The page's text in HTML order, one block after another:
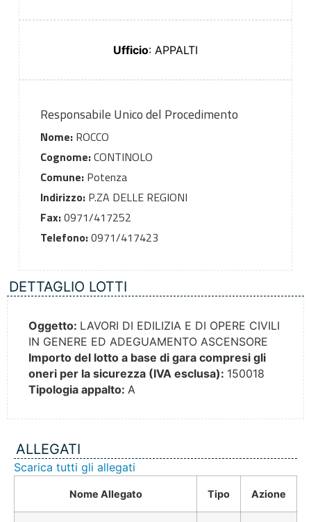
Ufficio: APPALTI
Responsabile Unico del Procedimento
Nome:ROCCO
Cognome:CONTINOLO
Comune:Potenza
Indirizzo:P.ZA DELLE REGIONI
Fax:0971/417252
Telefono:0971/417423
DETTAGLIO LOTTI
Oggetto: LAVORI DI EDILIZIA E DI OPERE CIVILI
IN GENERE ED ADEGUAMENTO ASCENSORE
Importo del lotto a base di gara compresi gli
oneri per la sicurezza (IVA esclusa): 150018
Tipologia appalto: A
ALLEGATI
Scarica tutti gli allegati
Nome Allegato Tipo Azione